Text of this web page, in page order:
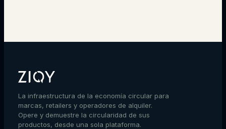
La infraestructura de la economía circular para
marcas, retailers y operadores de alquiler.
Opere y demuestre la circularidad de sus
productos, desde una sola plataforma.